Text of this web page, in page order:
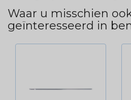
Waar u misschien
geïnteresseerd in